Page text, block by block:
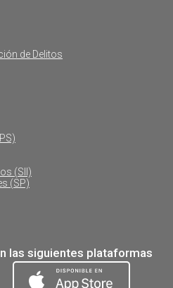
de Delitos
(SII)
(SP)
las siguientes plataformas